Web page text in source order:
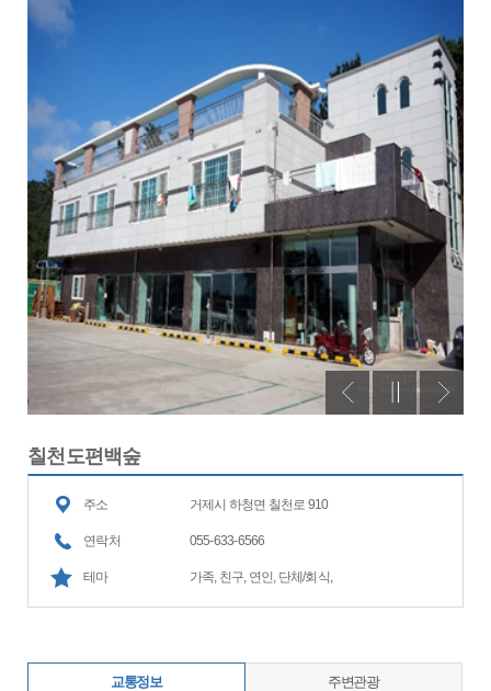
칠천도편백숲
주소 거제시 하청면 칠천로 910
연락처 055-633-6566
테마 가족, 친구, 연인, 단체/회식,
교통정보 주변관광